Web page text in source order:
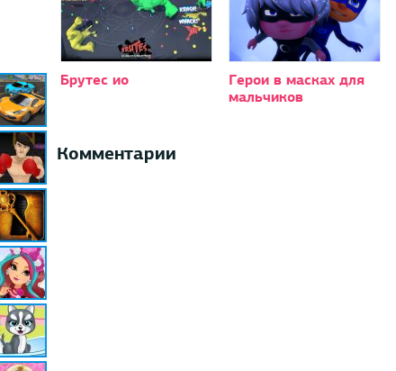
Брутес ио
Герои в масках для
мальчиков
Комментарии